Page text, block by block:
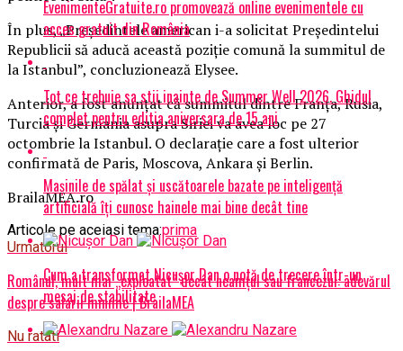
În plus, „Președintele american i-a solicitat Președintelui
Republicii să aducă această poziție comună la summitul de
la Istanbul”, concluzionează Elysee.
Anterior, a fost anunțat că summitul dintre Franța, Rusia,
Turcia și Germania asupra Siriei va avea loc pe 27
octombrie la Istanbul. O declarație care a fost ulterior
confirmată de Paris, Moscova, Ankara și Berlin.
BrailaMEA.ro
Articole pe aceiasi tema:prima
Urmatorul
Românul, mult mai „exploatat” decât neamțul sau francezul: adevărul
despre salarii minime | BrailaMEA
Nu ratati
EvenimenteGratuite.ro promovează online evenimentele cu
acces gratuit din România
Tot ce trebuie sa stii inainte de Summer Well 2026. Ghidul
complet pentru editia aniversara de 15 ani
Mașinile de spălat și uscătoarele bazate pe inteligență
artificială îți cunosc hainele mai bine decât tine
Cum a transformat Nicușor Dan o notă de trecere într-un
mesaj de stabilitate